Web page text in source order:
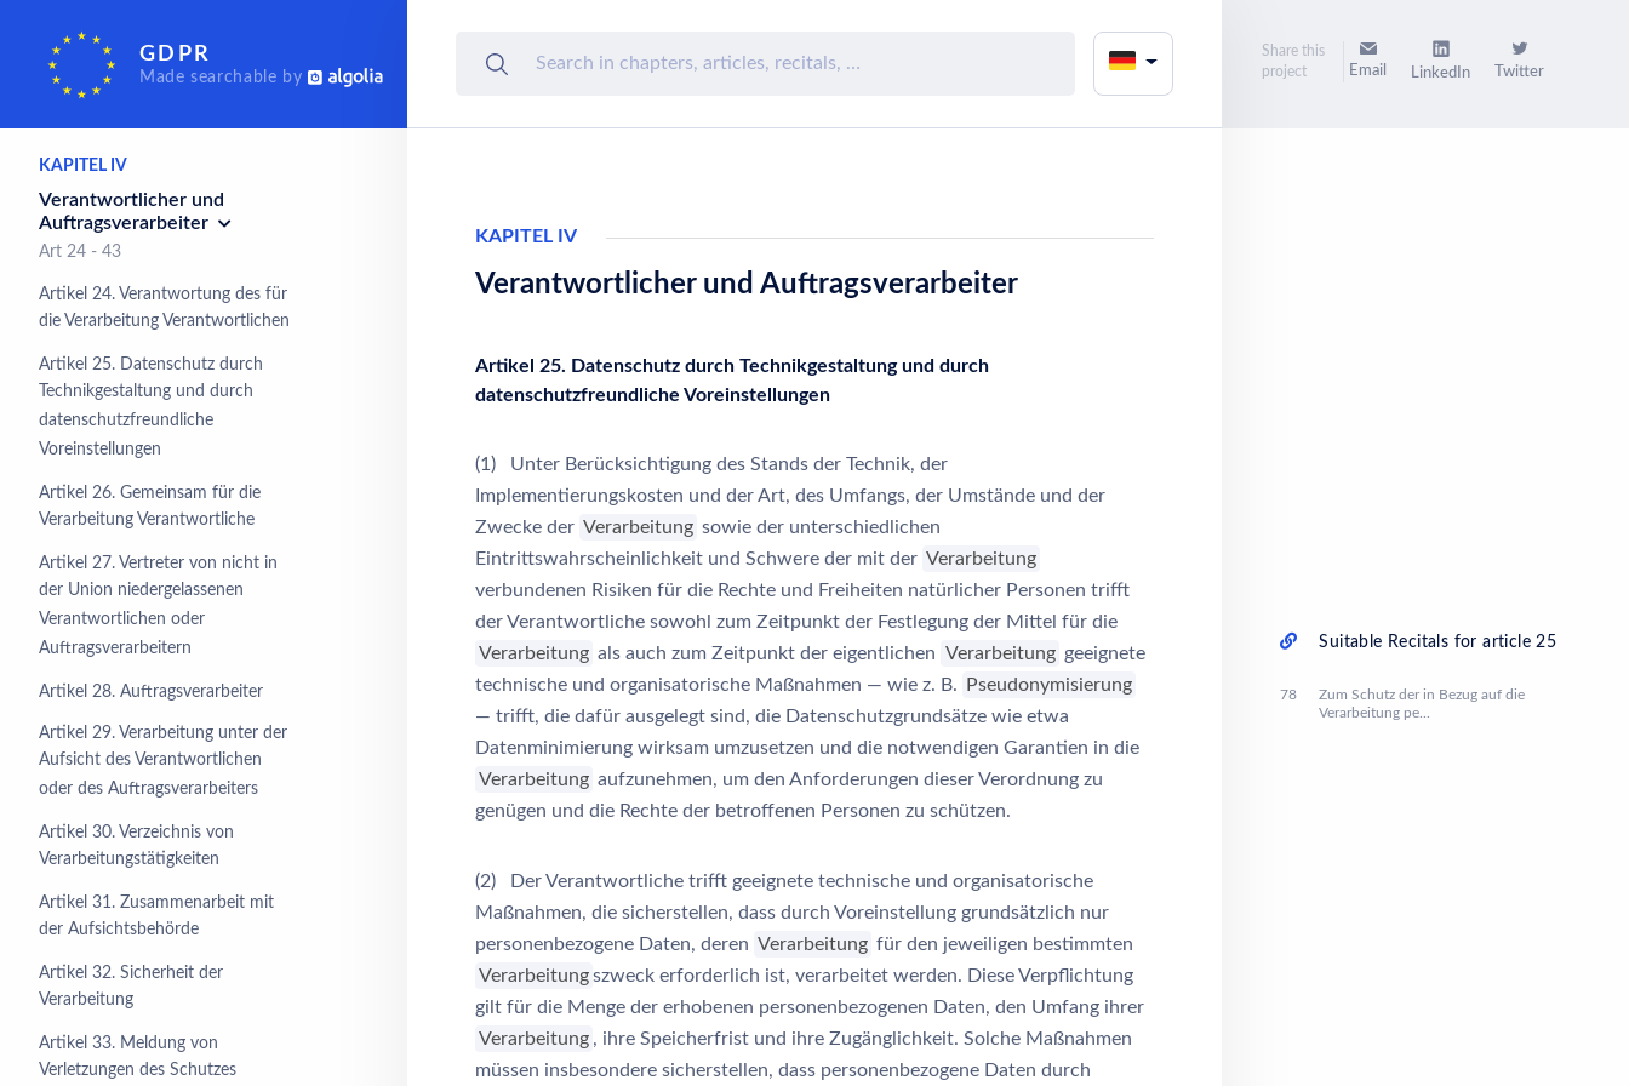
GDPR
Made searchable by
Rechte der betroffenen
Person
Art 12 - 23
KAPITEL IV
Verantwortlicher und
Auftragsverarbeiter
Art 24 - 43
Artikel 24. Verantwortung des für
die Verarbeitung Verantwortlichen
Artikel 25. Datenschutz durch
Technikgestaltung und durch
datenschutzfreundliche
Voreinstellungen
Artikel 26. Gemeinsam für die
Verarbeitung Verantwortliche
Artikel 27. Vertreter von nicht in
der Union niedergelassenen
Verantwortlichen oder
Auftragsverarbeitern
Artikel 28. Auftragsverarbeiter
Artikel 29. Verarbeitung unter der
Aufsicht des Verantwortlichen
oder des Auftragsverarbeiters
Artikel 30. Verzeichnis von
Verarbeitungstätigkeiten
Artikel 31. Zusammenarbeit mit
der Aufsichtsbehörde
Artikel 32. Sicherheit der
Verarbeitung
Artikel 33. Meldung von
Verletzungen des Schutzes
KAPITEL IV
Verantwortlicher und Auftragsverarbeiter
Artikel 25. Datenschutz durch Technikgestaltung und durch
datenschutzfreundliche Voreinstellungen
(1) Unter Berücksichtigung des Stands der Technik, der
Implementierungskosten und der Art, des Umfangs, der Umstände und der
Zwecke der Verarbeitung sowie der unterschiedlichen
Eintrittswahrscheinlichkeit und Schwere der mit der Verarbeitung
verbundenen Risiken für die Rechte und Freiheiten natürlicher Personen trifft
der Verantwortliche sowohl zum Zeitpunkt der Festlegung der Mittel für die
Verarbeitung als auch zum Zeitpunkt der eigentlichen Verarbeitung geeignete
technische und organisatorische Maßnahmen — wie z. B.
Pseudonymisierung
— trifft, die dafür ausgelegt sind, die Datenschutzgrundsätze wie etwa
Datenminimierung wirksam umzusetzen und die notwendigen Garantien in die
Verarbeitung aufzunehmen, um den Anforderungen dieser Verordnung zu
genügen und die Rechte der betroffenen Personen zu schützen.
(2) Der Verantwortliche trifft geeignete technische und organisatorische
Maßnahmen, die sicherstellen, dass durch Voreinstellung grundsätzlich nur
personenbezogene Daten, deren Verarbeitung für den jeweiligen bestimmten
Verarbeitung szweck erforderlich ist, verarbeitet werden. Diese Verpflichtung
gilt für die Menge der erhobenen personenbezogenen Daten, den Umfang ihrer
Verarbeitung , ihre Speicherfrist und ihre Zugänglichkeit. Solche Maßnahmen
müssen insbesondere sicherstellen, dass personenbezogene Daten durch
Share this
project
Email LinkedIn Twitter
Suitable Recitals for article 25
78
Zum Schutz der in Bezug auf die
Verarbeitung pe...